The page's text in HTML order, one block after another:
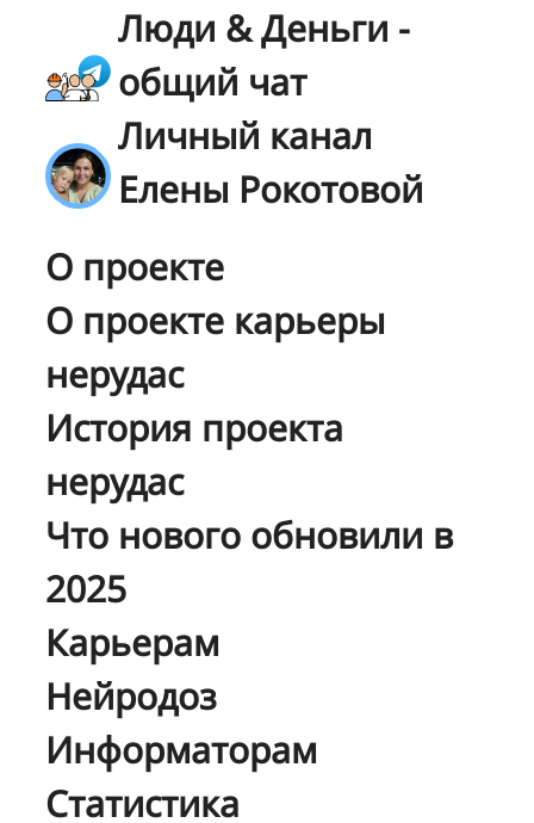
Люди & Деньги -
общий чат
Личный канал
Елены Рокотовой
О проекте
О проекте карьеры
нерудас
История проекта
нерудас
Что нового обновили в
2025
Карьерам
Нейродоз
Информаторам
Статистика